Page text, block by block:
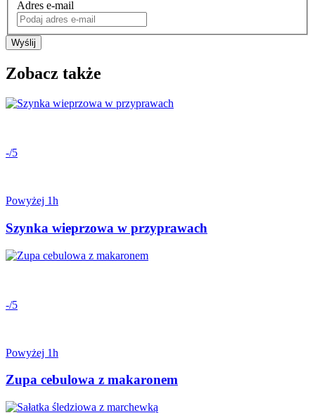
Adres e-mail
Wyślij
Zobacz także
-/5
Powyżej 1h
Szynka wieprzowa w przyprawach
-/5
Powyżej 1h
Zupa cebulowa z makaronem